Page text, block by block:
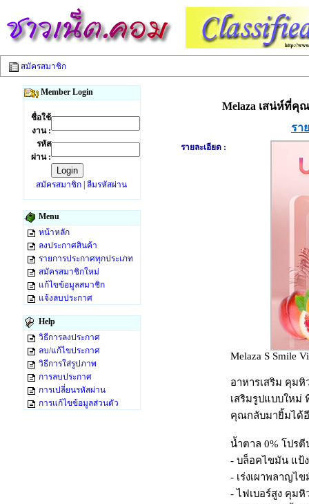
สมัครสมาชิก
Member Login
ชื่อใช้
งาน :
รหัส
ผ่าน :
สมัครสมาชิก ลืมรหัสผ่าน
Menu
หน้าหลัก
ลงประกาศสินค้า
รายการประกาศทุกประเภท
สมัครสมาชิกใหม่
แก้ไขข้อมูลสมาชิก
แจ้งลบประกาศ
Help
วิธีการลงประกาศ
ลบ/แก้ไขประกาศ
วิธีการใส่รูปภาพ
การลบประกาศ
การเปลี่ยนรหัสผ่าน
การแก้ไขข้อมูลส่วนตัว
Melaza เสน่ห์ที่คุณ
รา
รายละเอียด :
Melaza S Smile
อาหารเสริม คุม
เสริมรูปแบบใหม่
คุณกลับมายิ้มได้
น้ำตาล 0% โปร
- บล็อคไขมัน แป้
- เร่งเผาพลาญไ
- ไฟเบอร์สูง คุมหิ